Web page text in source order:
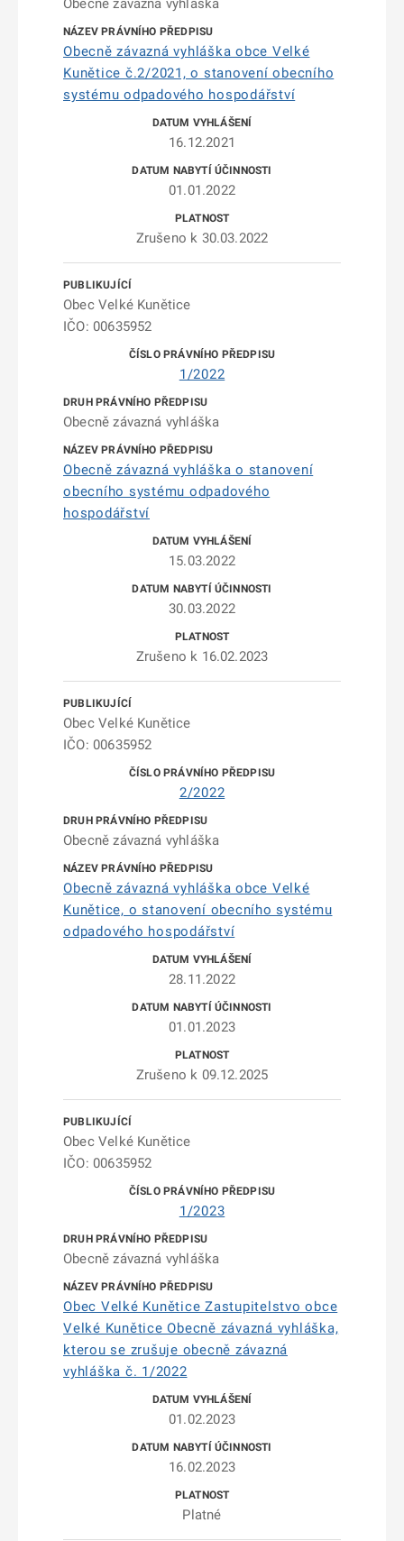
Obecně závazná vyhláška
Obecně závazná vyhláška obce Velké
Kunětice č.2/2021, o stanovení obecního
systému odpadového hospodářství
16.12.2021
01.01.2022
Zrušeno k 30.03.2022
Obec Velké Kunětice
IČO: 00635952
1/2022
Obecně závazná vyhláška
Obecně závazná vyhláška o stanovení
obecního systému odpadového
hospodářství
15.03.2022
30.03.2022
Zrušeno k 16.02.2023
Obec Velké Kunětice
IČO: 00635952
2/2022
Obecně závazná vyhláška
Obecně závazná vyhláška obce Velké
Kunětice, o stanovení obecního systému
odpadového hospodářství
28.11.2022
01.01.2023
Zrušeno k 09.12.2025
Obec Velké Kunětice
IČO: 00635952
1/2023
Obecně závazná vyhláška
Obec Velké Kunětice Zastupitelstvo obce
Velké Kunětice Obecně závazná vyhláška,
kterou se zrušuje obecně závazná
vyhláška č. 1/2022
01.02.2023
16.02.2023
Platné